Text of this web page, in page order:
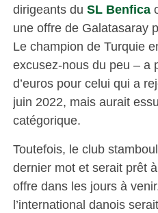
dirigeants du SL Benfica
une offre de Galatasaray
Le champion de Turquie
excusez-nous du peu – a
d’euros pour celui qui a
juin 2022, mais aurait
catégorique.
Toutefois, le club
dernier mot et serait prêt
offre dans les jours à
l’international danois